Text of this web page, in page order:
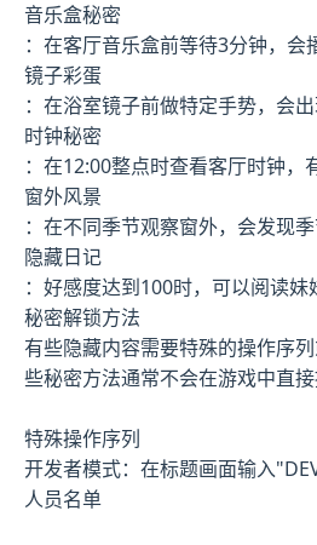
音乐盒秘密
：在客厅音乐盒前等待3分钟，会
镜子彩蛋
：在浴室镜子前做特定手势，会
时钟秘密
：在12:00整点时查看客厅时钟，
窗外风景
：在不同季节观察窗外，会发现
隐藏日记
：好感度达到100时，可以阅读妹
秘密解锁方法
有些隐藏内容需要特殊的操作序
些秘密方法通常不会在游戏中直接
特殊操作序列
开发者模式：在标题画面输入
人员名单